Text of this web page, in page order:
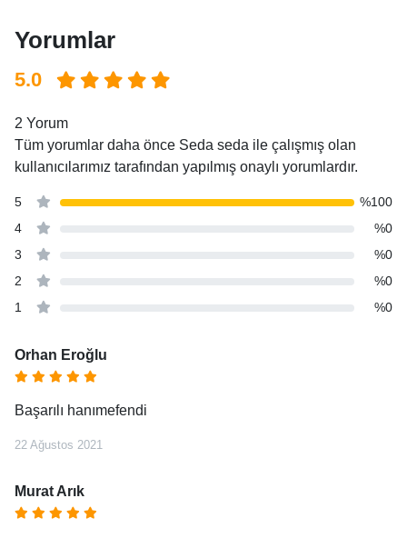
Yorumlar
5.0
2 Yorum
Tüm yorumlar daha önce Seda seda ile çalışmış olan
kullanıcılarımız tarafından yapılmış onaylı yorumlardır.
5
%100
4
%0
3
%0
2
%0
1
%0
Orhan Eroğlu
Başarılı hanımefendi
22 Ağustos 2021
Murat Arık